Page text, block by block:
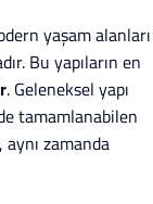
yaşam alanları
Bu yapıların en
. Geleneksel yapı
tamamlanabilen
zamanda